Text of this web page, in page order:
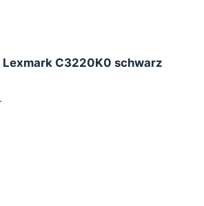
Lexmark C3220K0 schwarz